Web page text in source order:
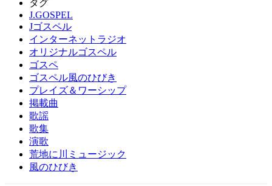
タグ
J.GOSPEL
Jゴスペル
インターネットラジオ
オリジナルゴスペル
ゴスペ
ゴスペル風のひびき
プレイズ＆ワーシップ
掲載曲
歌謡
歌集
演歌
荒地に川ミュージック
風のひびき